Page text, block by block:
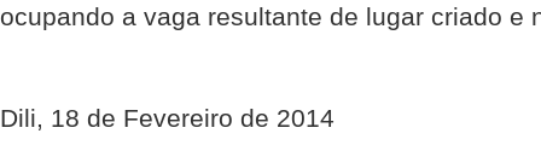
ocupando a vaga resultante de lugar criado e
Dili, 18 de Fevereiro de 2014